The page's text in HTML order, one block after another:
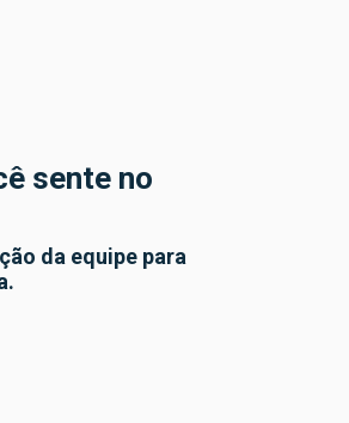
sente no
da equipe para